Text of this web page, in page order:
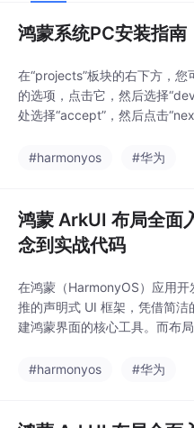
鸿蒙系统PC安装指南
在“projects”板块的右下方，
的选项，点击它，然后选择
处选择“accept”，然后点击
即鸿蒙PC，并点击“next”。通
#harmonyos #华为
鸿蒙 ArkUI 布局全面
念到实战代码
在鸿蒙（HarmonyOS）应用
推的声明式 UI 框架，凭借简
建鸿蒙界面的核心工具。而布
必经之路。本文结合官方基础
#harmonyos #华为